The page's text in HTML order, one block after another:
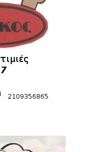
«γεμίζει»
στις 21:00
τα